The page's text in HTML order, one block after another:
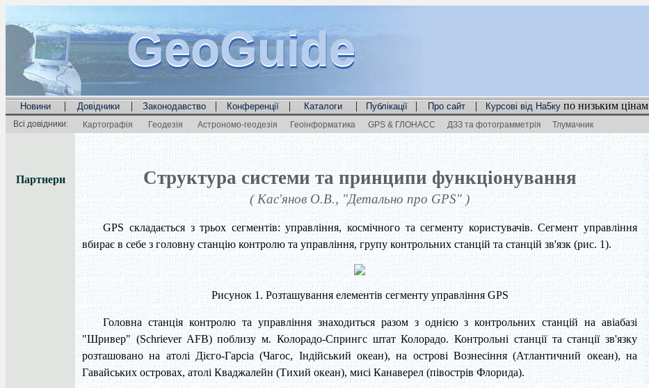
GeoGuide
GeoGuide
GeoGuide
Новини | Довідники | Законодавство | Конференції | Каталоги | Публікації | Про сайт | Курсові від На5ку по низьким цінам
Всі довідники: Картографія Геодезія Астрономо-геодезія Геоінформатика GPS & ГЛОНАСС ДЗЗ та фотограмметрія Тлумачник
Партнери Структура системи та принципи функціонування
( Кас'янов О.В., "Детально про GPS" )
GPS складається з трьох сегментів: управління, космічного та сегменту користувачів. Сегмент управління
вбирає в себе з головну станцію контролю та управління, групу контрольних станцій та станцій зв'язк (рис. 1).
Рисунок 1. Розташування елементів сегменту управління GPS
Головна станція контролю та управління знаходиться разом з однією з контрольних станцій на авіабазі
"Шривер" (Schriever AFB) поблизу м. Колорадо-Спрингс штат Колорадо. Контрольні станції та станції зв'язку
розташовано на атолі Дієго-Гарсіа (Чагос, Індійський океан), на острові Вознесіння (Атлантичний океан), на
Гавайських островах, атолі Кваджалейн (Тихий океан), мисі Канаверел (півострів Флорида).